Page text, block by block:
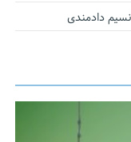
دادمندی